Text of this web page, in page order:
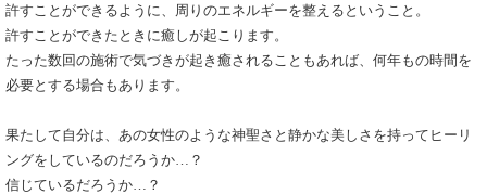
許すことができるように、周りのエネルギーを整えるということ。
許すことができたときに癒しが起こります。
たった数回の施術で気づきが起き癒されることもあれば、何年もの時間を
必要とする場合もあります。
果たして自分は、あの女性のような神聖さと静かな美しさを持ってヒーリ
ングをしているのだろうか…？
信じているだろうか…？